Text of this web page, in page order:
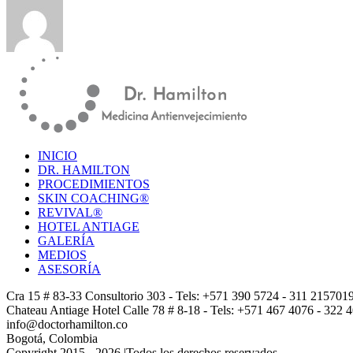
INICIO
DR. HAMILTON
PROCEDIMIENTOS
SKIN COACHING®
REVIVAL®
HOTEL ANTIAGE
GALERÍA
MEDIOS
ASESORÍA
Cra 15 # 83-33 Consultorio 303 - Tels: +571 390 5724 - 311
Chateau Antiage Hotel Calle 78 # 8-18 - Tels: +571 467 4076 - 322
info@doctorhamilton.co
Bogotá, Colombia